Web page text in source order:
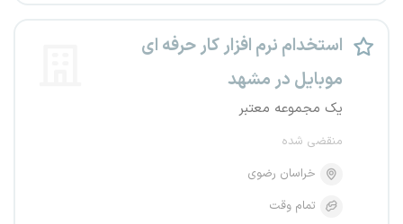
استخدام نرم افزار کار حرفه ای
موبایل در مشهد
یک مجموعه معتبر
منقضی شده
خراسان رضوی
تمام وقت